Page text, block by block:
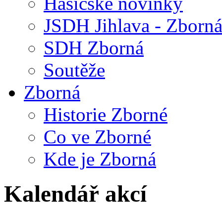
JSDH Jihlava - Zborná
SDH Zborná
Soutěže
Zborná
Historie Zborné
Co ve Zborné
Kde je Zborná
Kalendář akcí